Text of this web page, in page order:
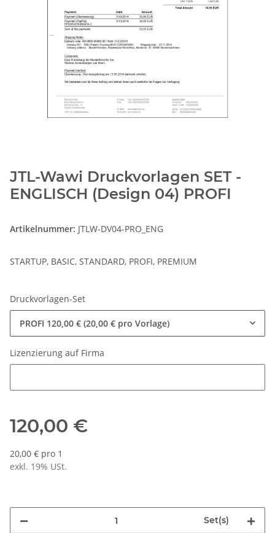
JTL-Wawi Druckvorlagen SET -
ENGLISCH (Design 04) PROFI
Artikelnummer: JTLW-DV04-PRO_ENG
STARTUP, BASIC, STANDARD, PROFI, PREMIUM
Druckvorlagen-Set
PROFI 120,00 € (20,00 € pro Vorlage)
Lizenzierung auf Firma
120,00 €
20,00 € pro 1
exkl. 19% USt.
Set(s)